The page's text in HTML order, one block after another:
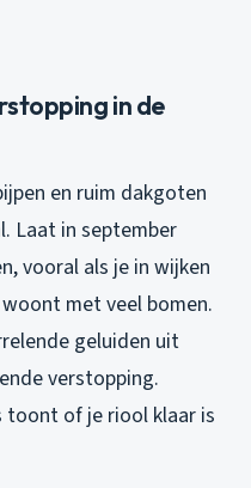
in de
en ruim dakgoten
Laat in september
vooral als je in wijken
met veel bomen.
geluiden uit
verstopping.
toont of je riool klaar is